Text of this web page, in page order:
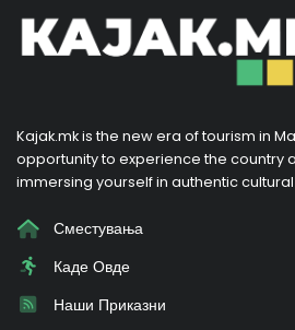
Kajak.mk is the new era of tourism in
opportunity to experience the country
immersing yourself in authentic
Сместувања
Каде Овде
Наши Приказни